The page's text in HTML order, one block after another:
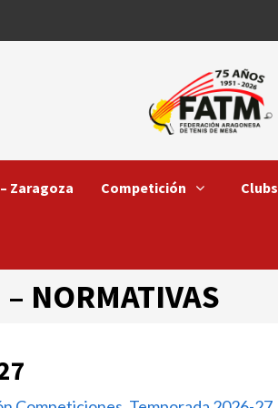
Zaragoza Competición Clubs
NORMATIVAS